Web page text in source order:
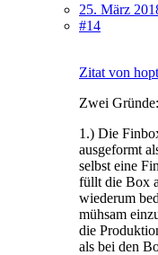
25. März
#14
Zitat von
Zwei Gründe:
1.) Die
ausgeformt
selbst eine
füllt die Box
wiederum
mühsam
die
als bei den